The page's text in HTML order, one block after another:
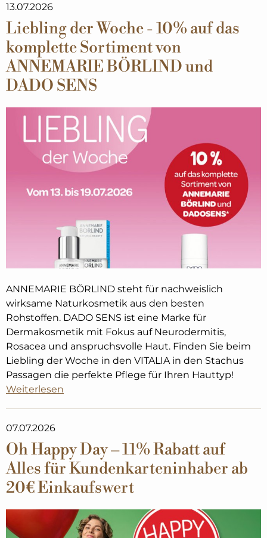
13.07.2026
Liebling der Woche - 10% auf das
komplette Sortiment von
ANNEMARIE BÖRLIND und
DADO SENS
ANNEMARIE BÖRLIND steht für nachweislich
wirksame Naturkosmetik aus den besten
Rohstoffen. DADO SENS ist eine Marke für
Dermakosmetik mit Fokus auf Neurodermitis,
Rosacea und anspruchsvolle Haut. Finden Sie beim
Liebling der Woche in den VITALIA in den Stachus
Passagen die perfekte Pflege für Ihren Hauttyp!
Weiterlesen
07.07.2026
Oh Happy Day – 11% Rabatt auf
Alles für Kundenkarteninhaber ab
20€ Einkaufswert